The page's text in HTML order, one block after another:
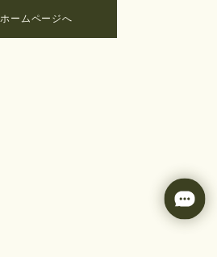
ホームページへ